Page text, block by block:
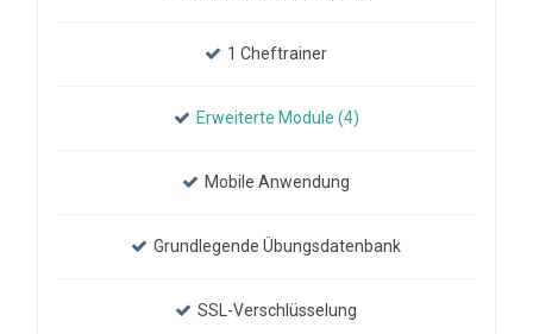
1 Cheftrainer
Erweiterte Module (4)
Mobile Anwendung
Grundlegende Übungsdatenbank
SSL-Verschlüsselung